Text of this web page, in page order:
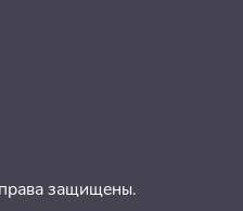
защищены.